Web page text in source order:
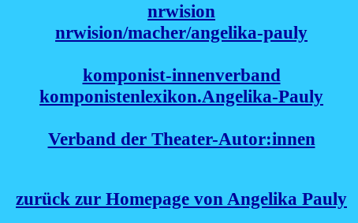
nrwision
nrwision/macher/angelika-pauly
komponist-innenverband
komponistenlexikon.Angelika-Pauly
Verband der Theater-Autor:innen
zurück zur Homepage von Angelika Pauly